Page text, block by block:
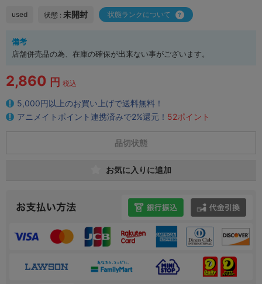
used 状態 : 未開封 状態ランクについて
備考
店舗併売品の為、在庫の確保が出来ない事がございます。
2,860 円 税込
5,000円以上のお買い上げで送料無料！
アニメイトポイント連携済みで2%還元！ 52ポイント
品切状態
お気に入りに追加